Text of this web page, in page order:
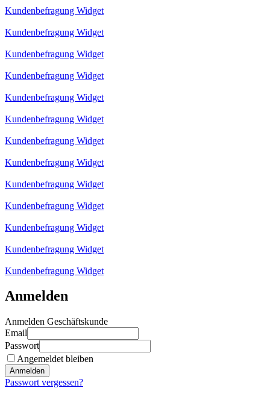
Kundenbefragung Widget
Kundenbefragung Widget
Kundenbefragung Widget
Kundenbefragung Widget
Kundenbefragung Widget
Kundenbefragung Widget
Kundenbefragung Widget
Kundenbefragung Widget
Kundenbefragung Widget
Kundenbefragung Widget
Kundenbefragung Widget
Kundenbefragung Widget
Kundenbefragung Widget
Anmelden
Anmelden Geschäftskunde
Email
Passwort
Angemeldet bleiben
Anmelden
Passwort vergessen?